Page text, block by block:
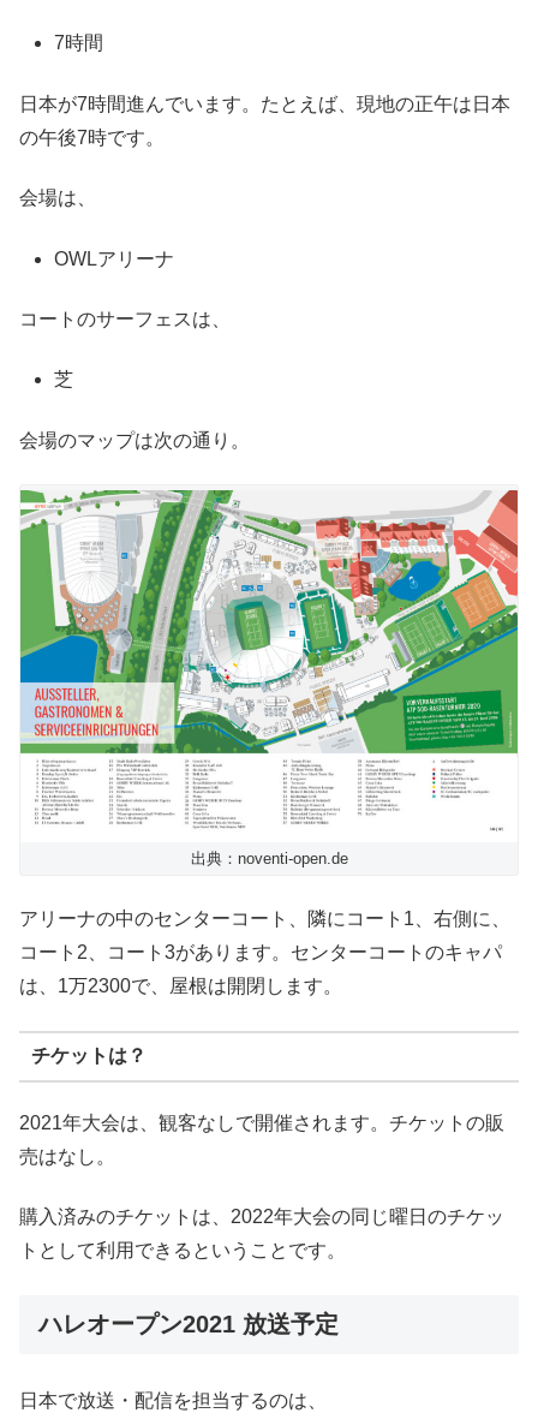
7時間
日本が7時間進んでいます。たとえば、現地の正午は日本
の午後7時です。
会場は、
OWLアリーナ
コートのサーフェスは、
芝
会場のマップは次の通り。
出典：noventi-open.de
アリーナの中のセンターコート、隣にコート1、右側に、
コート2、コート3があります。センターコートのキャパ
は、1万2300で、屋根は開閉します。
チケットは？
2021年大会は、観客なしで開催されます。チケットの販
売はなし。
購入済みのチケットは、2022年大会の同じ曜日のチケッ
トとして利用できるということです。
ハレオープン2021 放送予定
日本で放送・配信を担当するのは、